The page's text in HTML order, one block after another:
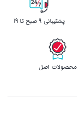
پشتیبانی 9 صبح تا 19
محصولات اصل